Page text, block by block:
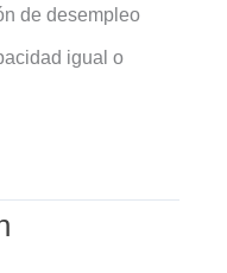
de desempleo
igual o